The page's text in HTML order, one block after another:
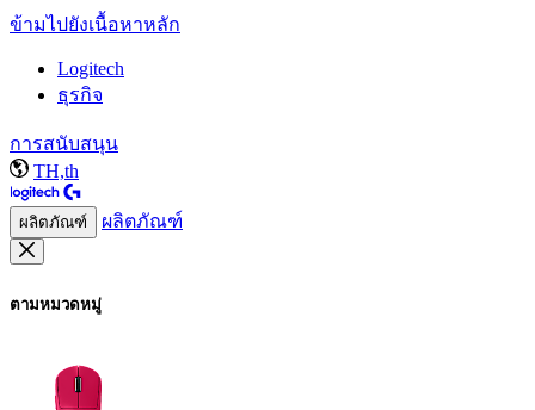
ข้ามไปยังเนื้อหาหลัก
Logitech
ธุรกิจ
การสนับสนุน
TH,th
ผลิตภัณฑ์ ผลิตภัณฑ์
ตามหมวดหมู่